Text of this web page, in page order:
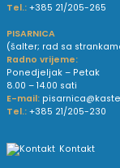
Tel.: +385 21/205-265
PISARNICA
(šalter; rad sa
Radno vrijeme:
Ponedjeljak – Petak
8.00 – 14.00 sati
E-mail:
Tel.: +385 21/205-230
Kontakt